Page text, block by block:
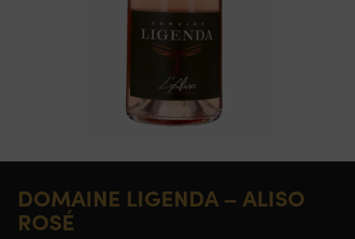
DOMAINE LIGENDA – ALISO
ROSÉ